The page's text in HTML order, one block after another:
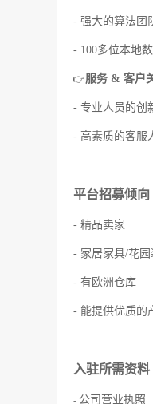
- 强大的算法团
- 100多位本地
👉服务 & 客户
- 专业人员的创
- 高素质的客服
平台招募倾向
- 精品卖家
- 家居家具/花园
- 有欧洲仓库
- 能提供优质的
入驻所需资料
- 公司营业执照